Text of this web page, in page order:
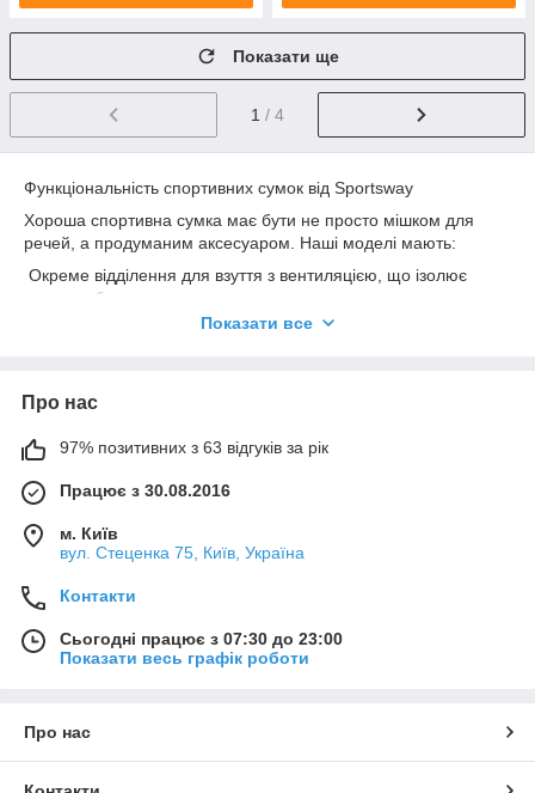
Показати ще
1 / 4
Функціональність спортивних сумок від Sportsway
Хороша спортивна сумка має бути не просто мішком для
речей, а продуманим аксесуаром. Наші моделі мають:
Окреме відділення для взуття з вентиляцією, що ізолює
запах та бруд.
Вологостійке внутрішнє покриття на випадок, якщо ви
комфортного транспортування.
Обирайте класичні текстильні сумки або трансформери, які
можна носити як рюкзак.
Показати все
Про нас
97% позитивних з 63 відгуків за рік
Працює з 30.08.2016
м. Київ
вул. Стеценка 75, Київ, Україна
Контакти
Сьогодні працює з 07:30 до 23:00
Показати весь графік роботи
Про нас